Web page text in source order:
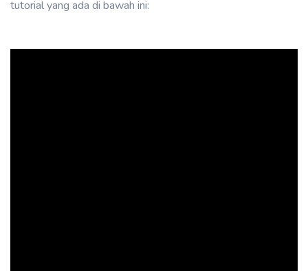
tutorial yang ada di bawah ini: